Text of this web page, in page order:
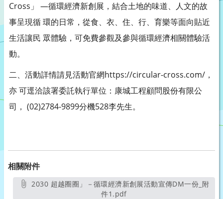
Cross」 —循環經濟新創展，結合土地的味道、人文的故
事呈現循 環的日常，從食、衣、住、行、育樂等面向貼近
生活讓民 眾體驗，可免費參觀及參與循環經濟相關體驗活
動。
二、活動詳情請見活動官網https://circular-cross.com/，
亦 可逕洽該署委託執行單位：康城工程顧問股份有限公
司， (02)2784-9899分機528李先生。
相關附件
2030 超越圈圈」－循環經濟新創展活動宣傳DM一份_附
件1.pdf另開新視窗